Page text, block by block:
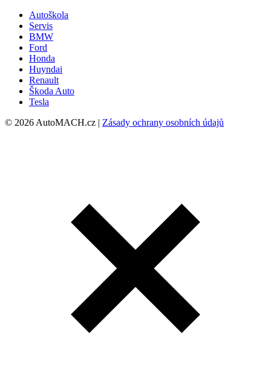
Autoškola
Servis
BMW
Ford
Honda
Huyndai
Renault
Škoda Auto
Tesla
© 2026 AutoMACH.cz | Zásady ochrany osobních údajů